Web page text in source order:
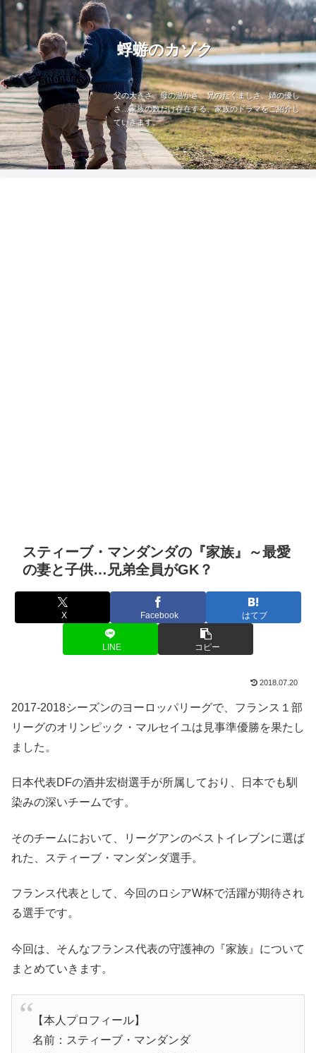
蜉蝣のカゾク
父の大きさ、母の温かさ、兄のたくましさ、姉の優し
さ…家族の数だけ存在する、家族のドラマをご紹介し
ていきます。
スティーブ・マンダンダの『家族』～最愛
の妻と子供…兄弟全員がGK？
X Facebook はてブ
LINE コピー
2018.07.20
2017-2018シーズンのヨーロッパリーグで、フランス１部
リーグのオリンピック・マルセイユは見事準優勝を果たし
ました。
日本代表DFの酒井宏樹選手が所属しており、日本でも馴
染みの深いチームです。
そのチームにおいて、リーグアンのベストイレブンに選ば
れた、スティーブ・マンダンダ選手。
フランス代表として、今回のロシアW杯で活躍が期待され
る選手です。
今回は、そんなフランス代表の守護神の『家族』について
まとめていきます。
【本人プロフィール】
名前：スティーブ・マンダンダ